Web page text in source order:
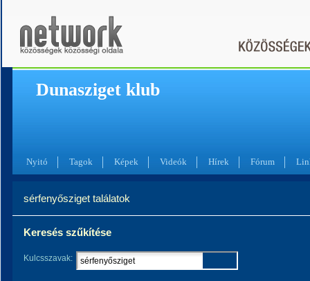
Dunasziget klub
Nyitó Tagok Képek Videók Hírek Fórum
sérfenyősziget találatok
Keresés szűkítése
Kulcsszavak: